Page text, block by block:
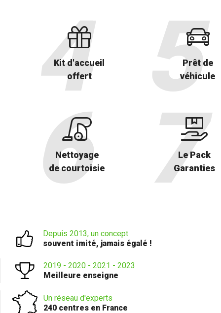
Kit d'accueil
offert
Prêt de
véhicule
Nettoyage
de courtoisie
Le Pack
Garanties
Depuis 2013, un concept
souvent imité, jamais égalé !
2019 - 2020 - 2021 - 2023
Meilleure enseigne
Un réseau d'experts
240 centres en France